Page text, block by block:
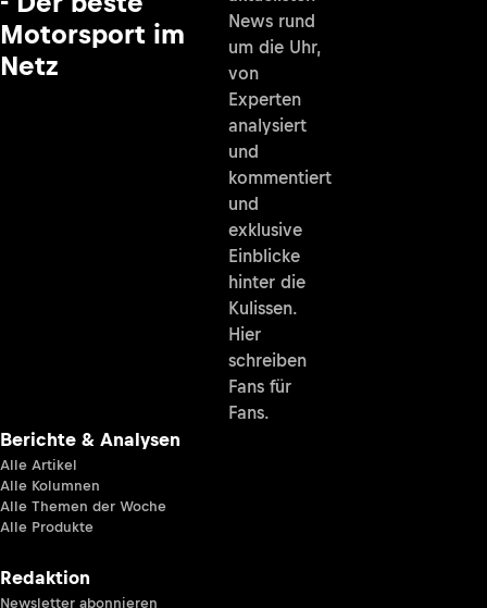
Motorsport im
Netz
News rund
um die Uhr,
von
Experten
analysiert
und
kommentiert
und
exklusive
Einblicke
hinter die
Kulissen.
Hier
schreiben
Fans für
Fans.
Berichte & Analysen
Alle Artikel
Alle Kolumnen
Alle Themen der Woche
Alle Produkte
Redaktion
Newsletter abonnieren